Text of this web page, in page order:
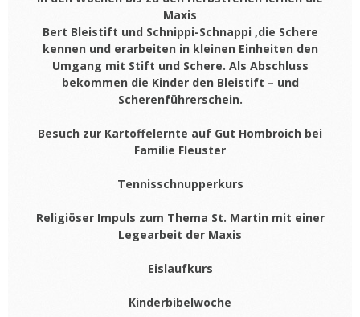
Maxis
Bert Bleistift und Schnippi-Schnappi ,die Schere
kennen und erarbeiten in kleinen Einheiten den
Umgang mit Stift und Schere. Als Abschluss
bekommen die Kinder den Bleistift – und
Scherenführerschein.
Besuch zur Kartoffelernte auf Gut Hombroich bei
Familie Fleuster
Tennisschnupperkurs
Religiöser Impuls zum Thema St. Martin mit einer
Legearbeit der Maxis
Eislaufkurs
Kinderbibelwoche